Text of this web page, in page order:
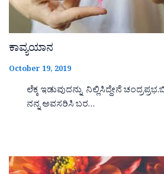
ಕಾವ್ಯಯಾನ
October 19, 2019
ಲೆಕ್ಕ ಇಡುವುದನ್ನು ನಿಲ್ಲಿಸಿದ್ದೇನೆ
ನನ್ನ ಅವಸರಿಸಿ ಬರ…